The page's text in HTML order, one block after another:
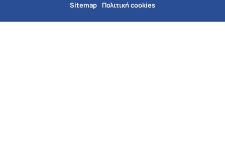
Sitemap
Πολιτική cookies